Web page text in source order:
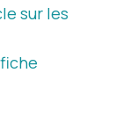
sur les